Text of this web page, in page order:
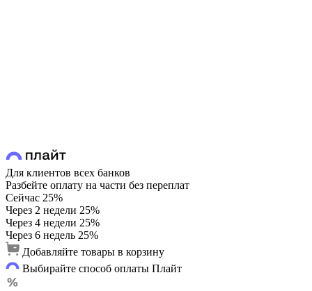
Для клиентов всех банков
Разбейте оплату на части без переплат
Сейчас 25%
Через 2 недели 25%
Через 4 недели 25%
Через 6 недель 25%
Добавляйте товары в корзину
Выбирайте способ оплаты Плайт